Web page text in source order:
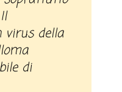
virus della
di